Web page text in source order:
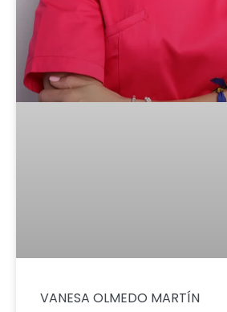
VANESA OLMEDO MARTÍN